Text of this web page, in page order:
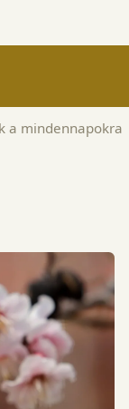
a mindennapokra